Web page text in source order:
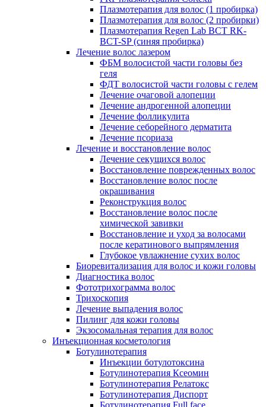
Плазмотерапия для волос (1 пробирка)
Плазмотерапия для волос (2 пробирки)
Плазмотерапия Regen Lab BCT RK-
BCT-SP (синяя пробирка)
Лечение волос лазером
ФБМ волосистой части головы без
геля
ФДТ волосистой части головы с гелем
Лечение очаговой алопеции
Лечение андрогенной алопеции
Лечение фолликулита
Лечение себорейного дерматита
Лечение псориаза
Лечение и восстановление волос
Лечение секущихся волос
Восстановление поврежденных волос
Восстановление волос после
окрашивания
Реконструкция волос
Восстановление волос после
химической завивки
Восстановление и уход за волосами
после кератинового выпрямления
Глубокое увлажнение сухих волос
Биоревитализация для волос и кожи головы
Диагностика волос
Фототрихограмма волос
Трихоскопия
Лечение выпадения волос
Пилинг для кожи головы
Экзосомальная терапия для волос
Инъекционная косметология
Ботулинотерапия
Инъекции ботулотоксина
Ботулинотерапия Ксеомин
Ботулинотерапия Релатокс
Ботулинотерапия Диспорт
Ботулинотерапия Full face